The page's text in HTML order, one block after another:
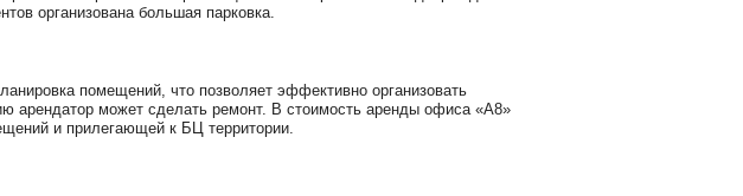
организована большая парковка.
помещений, что позволяет эффективно организовать
арендатор может сделать ремонт. В стоимость аренды офиса «А8»
и прилегающей к БЦ территории.